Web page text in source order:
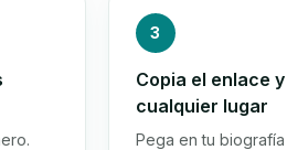
3
Copia el enlace
cualquier lugar
Pega en tu